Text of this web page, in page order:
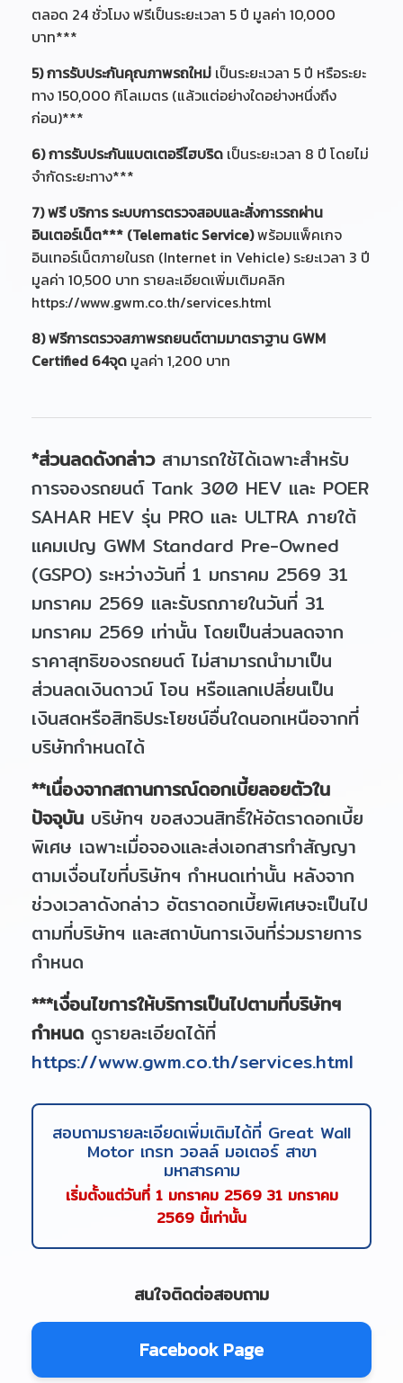
ตลอด 24 ชั่วโมง ฟรีเป็นระยะเวลา 5 ปี มูลค่า 10,000
บาท***
5) การรับประกันคุณภาพรถใหม่ เป็นระยะเวลา 5 ปี หรือระยะ
ทาง 150,000 กิโลเมตร (แล้วแต่อย่างใดอย่างหนึ่งถึง
ก่อน)***
6) การรับประกันแบตเตอรีไฮบริด เป็นระยะเวลา 8 ปี โดยไม่
จำกัดระยะทาง***
7) ฟรี บริการ ระบบการตรวจสอบและสั่งการรถผ่าน
อินเตอร์เน็ต*** (Telematic Service)พร้อมแพ็คเกจ
อินเทอร์เน็ตภายในรถ (Internet in Vehicle) ระยะเวลา 3 ปี
มูลค่า 10,500 บาท รายละเอียดเพิ่มเติมคลิก
https://www.gwm.co.th/services.html
8) ฟรีการตรวจสภาพรถยนต์ตามมาตราฐาน GWM
Certified 64จุด มูลค่า 1,200 บาท
*ส่วนลดดังกล่าวสามารถใช้ได้เฉพาะสำหรับ
การจองรถยนต์ Tank 300 HEV และ POER
SAHAR HEV รุ่น PRO และ ULTRA ภายใต้
แคมเปญ GWM Standard Pre-Owned
(GSPO) ระหว่างวันที่ 1 มกราคม 2569 31
มกราคม 2569 และรับรถภายในวันที่ 31
มกราคม 2569 เท่านั้น โดยเป็นส่วนลดจาก
ราคาสุทธิของรถยนต์ ไม่สามารถนำมาเป็น
ส่วนลดเงินดาวน์ โอน หรือแลกเปลี่ยนเป็น
เงินสดหรือสิทธิประโยชน์อื่นใดนอกเหนือจากที่
บริษัทกำหนดได้
**เนื่องจากสถานการณ์ดอกเบี้ยลอยตัวใน
ปัจจุบัน บริษัทฯ ขอสงวนสิทธิ์ให้อัตราดอกเบี้ย
พิเศษ เฉพาะเมื่อจองและส่งเอกสารทำสัญญา
ตามเงื่อนไขที่บริษัทฯ กำหนดเท่านั้น หลังจาก
ช่วงเวลาดังกล่าว อัตราดอกเบี้ยพิเศษจะเป็นไป
ตามที่บริษัทฯ และสถาบันการเงินที่ร่วมรายการ
กำหนด
***เงื่อนไขการให้บริการเป็นไปตามที่บริษัทฯ
กำหนด ดูรายละเอียดได้ที่
https://www.gwm.co.th/services.html
สอบถามรายละเอียดเพิ่มเติมได้ที่ Great Wall
Motor เกรท วอลล์ มอเตอร์ สาขา
มหาสารคาม
เริ่มตั้งแต่วันที่ 1 มกราคม 2569 31 มกราคม
2569 นี้เท่านั้น
สนใจติดต่อสอบถาม
Facebook Page